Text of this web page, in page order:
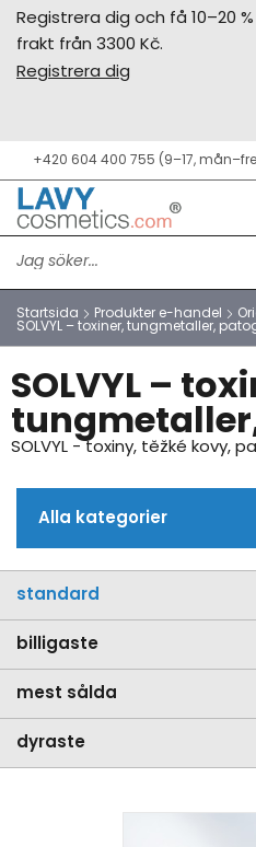
Registrera dig och få 10–20
frakt från 3300 Kč.
Registrera dig
+420 604 400 755 (9–17,
Startsida Produkter e-handel
SOLVYL – toxiner, tungmetaller,
SOLVYL –
SOLVYL - toxiny, těžké kovy,
standard
billigaste
mest sålda
dyraste
Alla kategorier